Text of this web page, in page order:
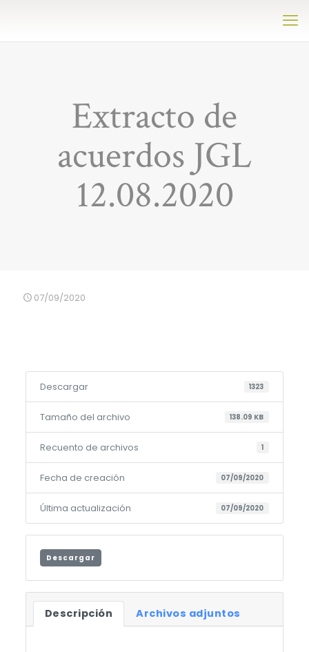
Extracto de
acuerdos JGL
12.08.2020
07/09/2020
Descargar 1323
Tamaño del archivo 138.09 KB
Recuento de archivos 1
Fecha de creación 07/09/2020
Última actualización 07/09/2020
Descargar
Descripción Archivos adjuntos